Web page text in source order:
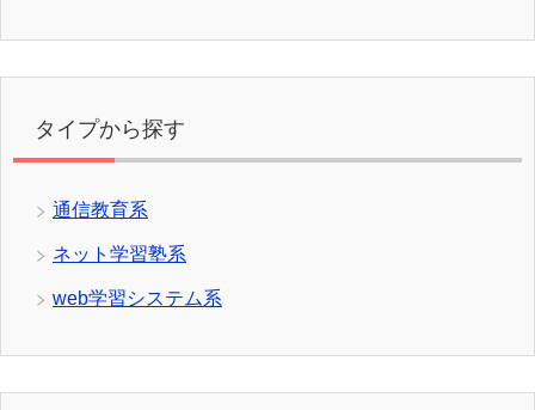
タイプから探す
通信教育系
ネット学習塾系
web学習システム系